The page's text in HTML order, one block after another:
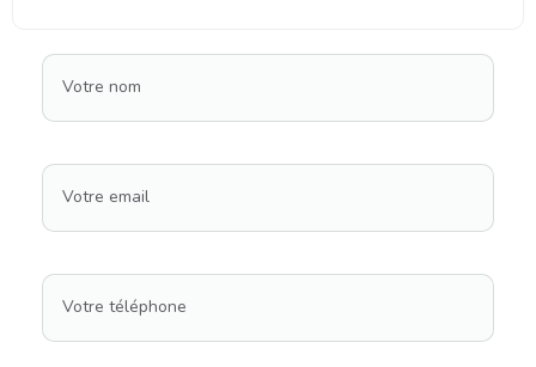
Votre nom
Votre email
Votre téléphone